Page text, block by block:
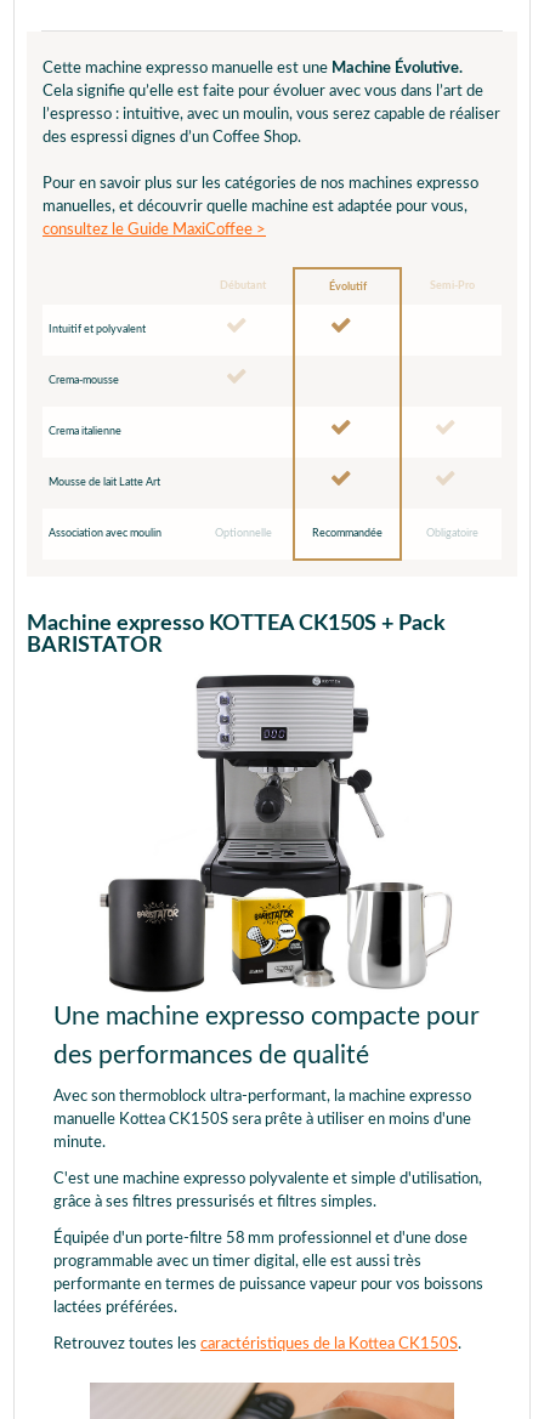
Cette machine expresso manuelle est une Machine Évolutive.
Cela signifie qu’elle est faite pour évoluer avec vous dans l’art de
l’espresso : intuitive, avec un moulin, vous serez capable de réaliser
des espressi dignes d’un Coffee Shop.
Pour en savoir plus sur les catégories de nos machines expresso
manuelles, et découvrir quelle machine est adaptée pour vous,
consultez le Guide MaxiCoffee >
Débutant Évolutif Semi-Pro
Intuitif et polyvalent
Crema-mousse
Crema italienne
Mousse de lait Latte Art
Association avec moulin Optionnelle Recommandée Obligatoire
Machine expresso KOTTEA CK150S + Pack
BARISTATOR
Une machine expresso compacte pour
des performances de qualité
Avec son thermoblock ultra-performant, la machine expresso
manuelle Kottea CK150S sera prête à utiliser en moins d'une
minute.
C'est une machine expresso polyvalente et simple d'utilisation,
grâce à ses filtres pressurisés et filtres simples.
Équipée d'un porte-filtre 58 mm professionnel et d'une dose
programmable avec un timer digital, elle est aussi très
performante en termes de puissance vapeur pour vos boissons
lactées préférées.
Retrouvez toutes les caractéristiques de la Kottea CK150S.